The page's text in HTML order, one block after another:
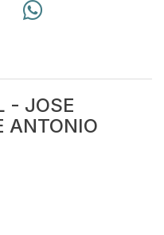
- JOSE
ANTONIO